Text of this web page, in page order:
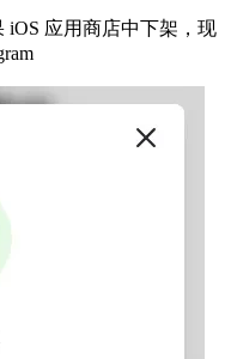
iOS 应用商店中下架，现